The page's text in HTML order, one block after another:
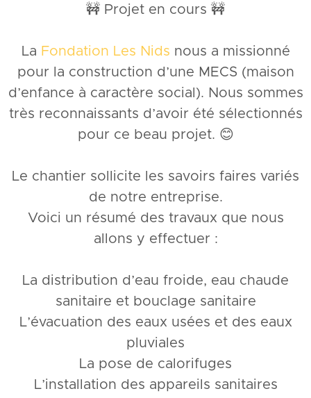
🚧 Projet en cours 🚧
La Fondation Les Nids nous a missionné
pour la construction d’une MECS (maison
d’enfance à caractère social). Nous sommes
très reconnaissants d’avoir été sélectionnés
pour ce beau projet. 😊
Le chantier sollicite les savoirs faires variés
de notre entreprise.
Voici un résumé des travaux que nous
allons y effectuer :
La distribution d’eau froide, eau chaude
sanitaire et bouclage sanitaire
L’évacuation des eaux usées et des eaux
pluviales
La pose de calorifuges
L’installation des appareils sanitaires